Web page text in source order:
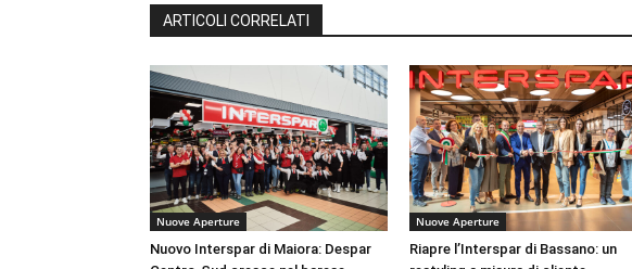
ARTICOLI CORRELATI
Nuove Aperture
Nuovo Interspar di Maiora: Despar
Nuove Aperture
Riapre l’Interspar di Bassano: un